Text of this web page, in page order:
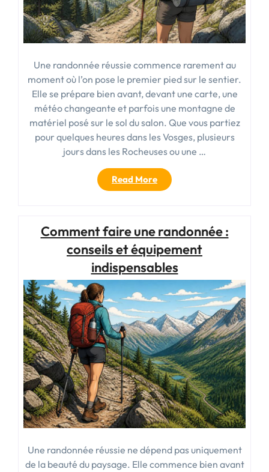
Une randonnée réussie commence rarement au
moment où l’on pose le premier pied sur le sentier.
Elle se prépare bien avant, devant une carte, une
météo changeante et parfois une montagne de
matériel posé sur le sol du salon. Que vous partiez
pour quelques heures dans les Vosges, plusieurs
jours dans les Rocheuses ou une …
Read More« Blog
randonnée
itinéraires
et
matériel
pour
bien
préparer
vos
aventures »
Comment faire une randonnée :
conseils et équipement
indispensables
Une randonnée réussie ne dépend pas uniquement
de la beauté du paysage. Elle commence bien avant